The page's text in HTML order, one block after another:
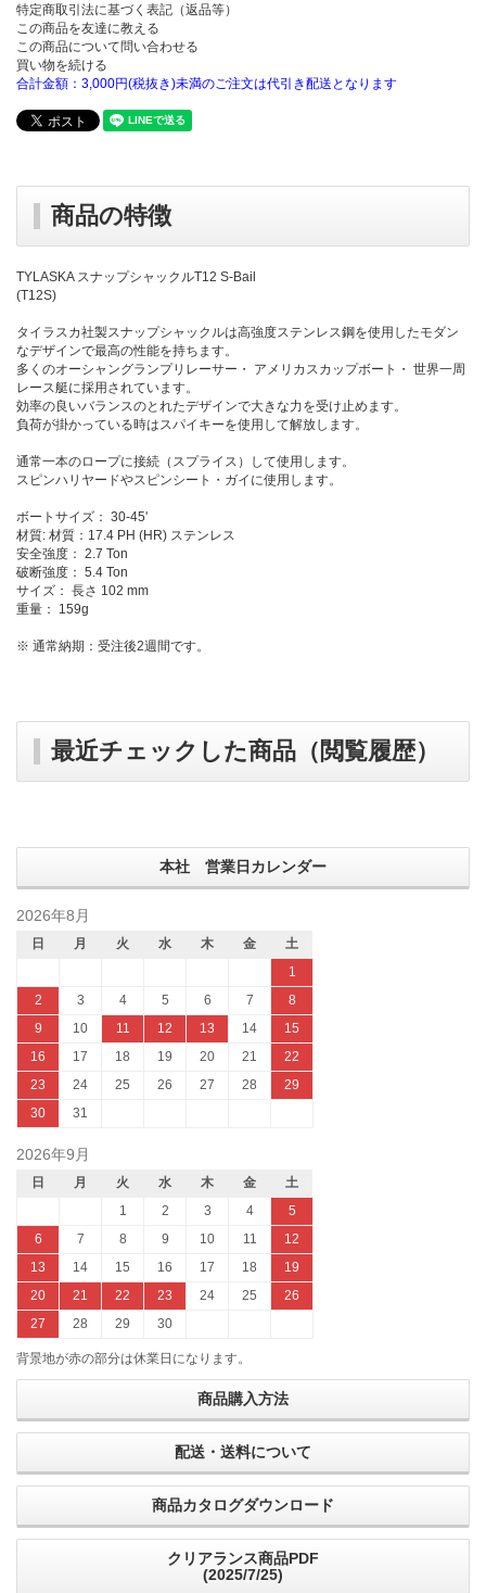
特定商取引法に基づく表記（返品等）
この商品を友達に教える
この商品について問い合わせる
買い物を続ける
合計金額：3,000円(税抜き)未満のご注文は代引き配送となります
商品の特徴
TYLASKA スナップシャックルT12 S-Bail
(T12S)
タイラスカ社製スナップシャックルは高強度ステンレス鋼を使用したモダン
なデザインで最高の性能を持ちます。
多くのオーシャングランプリレーサー・ アメリカスカップボート・ 世界一周
レース艇に採用されています。
効率の良いバランスのとれたデザインで大きな力を受け止めます。
負荷が掛かっている時はスパイキーを使用して解放します。
通常一本のロープに接続（スプライス）して使用します。
スピンハリヤードやスピンシート・ガイに使用します。
ボートサイズ： 30-45'
材質: 材質：17.4 PH (HR) ステンレス
安全強度： 2.7 Ton
破断強度： 5.4 Ton
サイズ： 長さ 102 mm
重量： 159g
※ 通常納期：受注後2週間です。
最近チェックした商品（閲覧履歴）
本社 営業日カレンダー
2026年8月
日 月 火 水 木 金
土
1
2
3 4 5 6 7
8
9
10 11 12 13 14
15
16
17 18 19 20 21
22
23
24 25 26 27 28
29
30
31
2026年9月
日 月 火 水 木 金
土
1
2 3 4
5
6
7 8 9 10 11
12
13
14 15 16 17 18
19
20
21 22 23 24 25
26
27
28 29 30
背景地が赤の部分は休業日になります。
商品購入方法
配送・送料について
商品カタログダウンロード
クリアランス商品PDF
(2025/7/25)